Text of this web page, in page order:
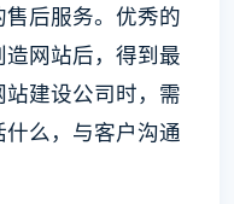
后服务。优秀的
网站后，得到最
建设公司时，需
么，与客户沟通